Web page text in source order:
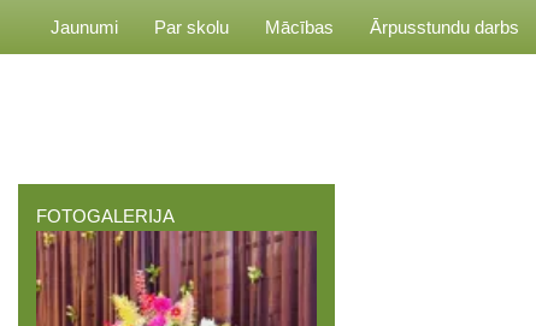
Jaunumi Par skolu Mācības Ārpusstundu darbs
FOTOGALERIJA